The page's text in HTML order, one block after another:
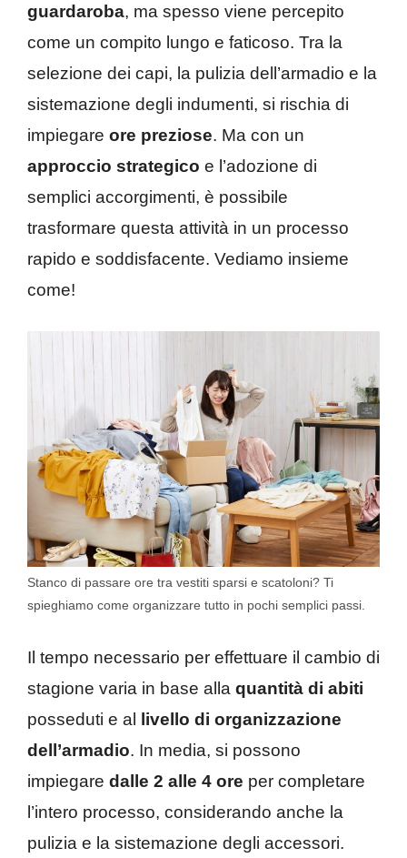
guardaroba, ma spesso viene percepito
come un compito lungo e faticoso. Tra la
selezione dei capi, la pulizia dell’armadio e la
sistemazione degli indumenti, si rischia di
impiegare ore preziose. Ma con un
approccio strategico e l’adozione di
semplici accorgimenti, è possibile
trasformare questa attività in un processo
rapido e soddisfacente. Vediamo insieme
come!
Stanco di passare ore tra vestiti sparsi e scatoloni? Ti
spieghiamo come organizzare tutto in pochi semplici passi.
Il tempo necessario per effettuare il cambio di
stagione varia in base alla quantità di abiti
posseduti e al
livello di organizzazione
dell’armadio. In media, si possono
impiegare dalle 2 alle 4 ore per completare
l’intero processo, considerando anche la
pulizia e la sistemazione degli accessori.